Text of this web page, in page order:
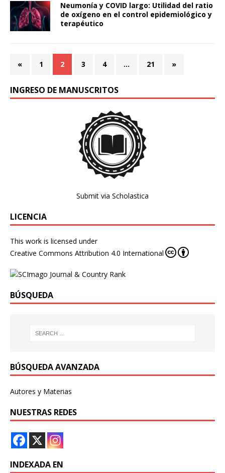
Neumonía y COVID largo: Utilidad del ratio
de oxígeno en el control epidemiológico y
terapéutico
« 1 2 3 4 … 21 »
INGRESO DE MANUSCRITOS
Submit via Scholastica
LICENCIA
This work is licensed under
Creative Commons Attribution 4.0 International
BÚSQUEDA
BÚSQUEDA AVANZADA
Autores y Materias
NUESTRAS REDES
INDEXADA EN